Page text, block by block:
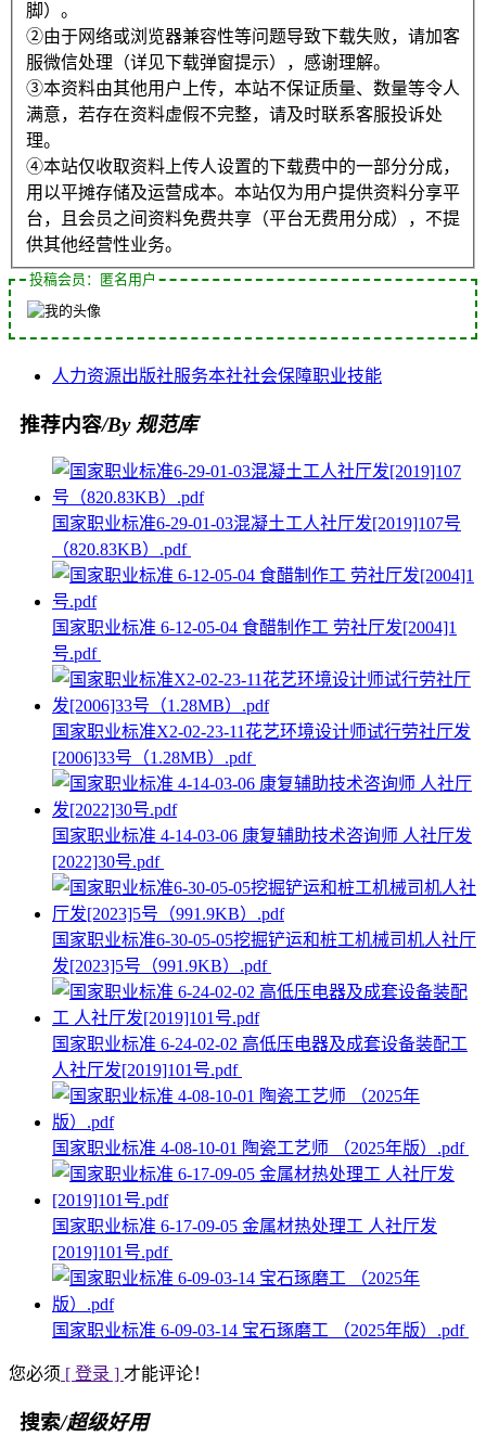
脚）。
②由于网络或浏览器兼容性等问题导致下载失败，请加客
服微信处理（详见下载弹窗提示），感谢理解。
③本资料由其他用户上传，本站不保证质量、数量等令人
满意，若存在资料虚假不完整，请及时联系客服投诉处
理。
④本站仅收取资料上传人设置的下载费中的一部分分成，
用以平摊存储及运营成本。本站仅为用户提供资料分享平
台，且会员之间资料免费共享（平台无费用分成），不提
供其他经营性业务。
投稿会员：匿名用户
人力资源出版社服务本社社会保障职业技能
推荐内容/By 规范库
国家职业标准6-29-01-03混凝土工人社厅发[2019]107号
（820.83KB）.pdf
国家职业标准 6-12-05-04 食醋制作工 劳社厅发[2004]1
号.pdf
国家职业标准X2-02-23-11花艺环境设计师试行劳社厅发
[2006]33号（1.28MB）.pdf
国家职业标准 4-14-03-06 康复辅助技术咨询师 人社厅发
[2022]30号.pdf
国家职业标准6-30-05-05挖掘铲运和桩工机械司机人社厅
发[2023]5号（991.9KB）.pdf
国家职业标准 6-24-02-02 高低压电器及成套设备装配工
人社厅发[2019]101号.pdf
国家职业标准 4-08-10-01 陶瓷工艺师 （2025年版）.pdf
国家职业标准 6-17-09-05 金属材热处理工 人社厅发
[2019]101号.pdf
国家职业标准 6-09-03-14 宝石琢磨工 （2025年版）.pdf
您必须 [ 登录 ] 才能评论！
搜索/超级好用